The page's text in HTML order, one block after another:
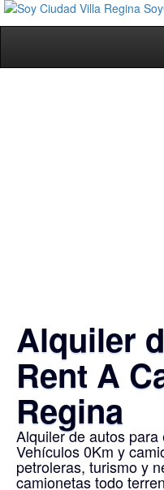
Alquiler
Rent A
Regina
Alquiler de autos
Vehículos 0Km y
petroleras, turismo y
camionetas todo